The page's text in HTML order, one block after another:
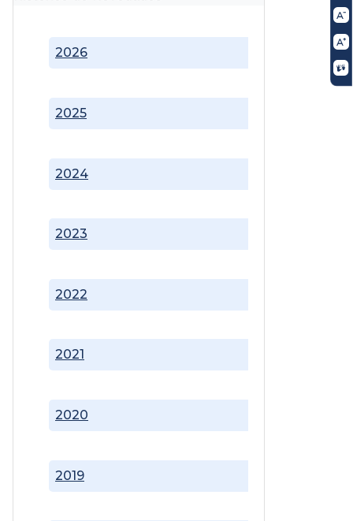
2019
2020
2021
2022
2023
2024
2025
2026